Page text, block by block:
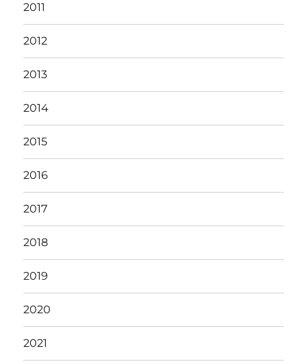
2011
2012
2013
2014
2015
2016
2017
2018
2019
2020
2021